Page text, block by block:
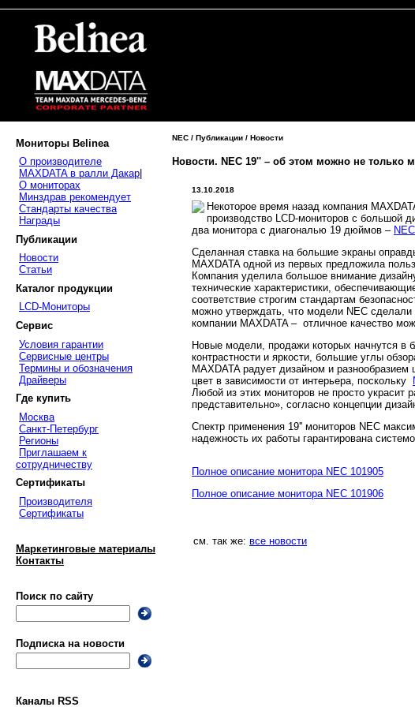
Мониторы Belinea
О производителе
MAXDATA в ралли Дакар
О мониторах
Минздрав рекомендует
Стандарты качества
Награды
Публикации
Новости
Статьи
Каталог продукции
LCD-Мониторы
Сервис
Условия гарантии
Сервисные центры
Термины и обозначения
Драйверы
Где купить
Москва
Санкт-Петербург
Регионы
Приглашаем к
сотрудничеству
Сертификаты
Производителя
Сертификаты
Маркетинговые материалы
Контакты
Поиск по сайту
Подписка на новости
Каналы RSS
NEC / Публикации / Новости
Новости. NEC 19'' – об этом можно не только
13.10.2018
Некоторое время назад компания
производство LCD-мониторов с большой
два монитора с диагональю 19 дюймов –
Сделанная ставка на большие экраны
MAXDATA одной из первых предложила
Компания уделила большое внимание
технические характеристики,
соответствие строгим стандартам
можно утверждать, что модели NEC
компании MAXDATA – отличное качество
Новые модели, продажи которых начнутся в
контрастности и яркости, большие углы
MAXDATA радует дизайном и
цвет в зависимости от интерьера, поскольку
Любой из этих мониторов не просто украсит
представительно», согласно концепции
Спектр применения 19'' мониторов NEC
надежность их работы гарантирована
Полное описание монитора NEC 101905
Полное описание монитора NEC 101906
см. так же: все новости